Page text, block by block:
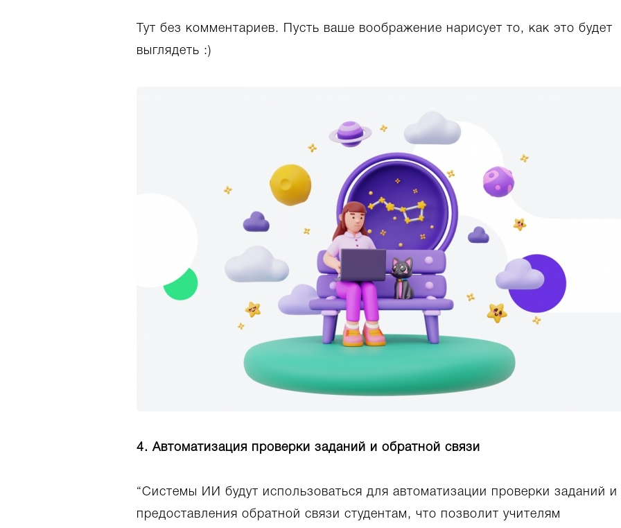
Тут без комментариев. Пусть ваше воображение нарисует то, как это будет
выглядеть :)
4. Автоматизация проверки заданий и обратной связи
“Системы ИИ будут использоваться для автоматизации проверки заданий и
предоставления обратной связи студентам, что позволит учителям